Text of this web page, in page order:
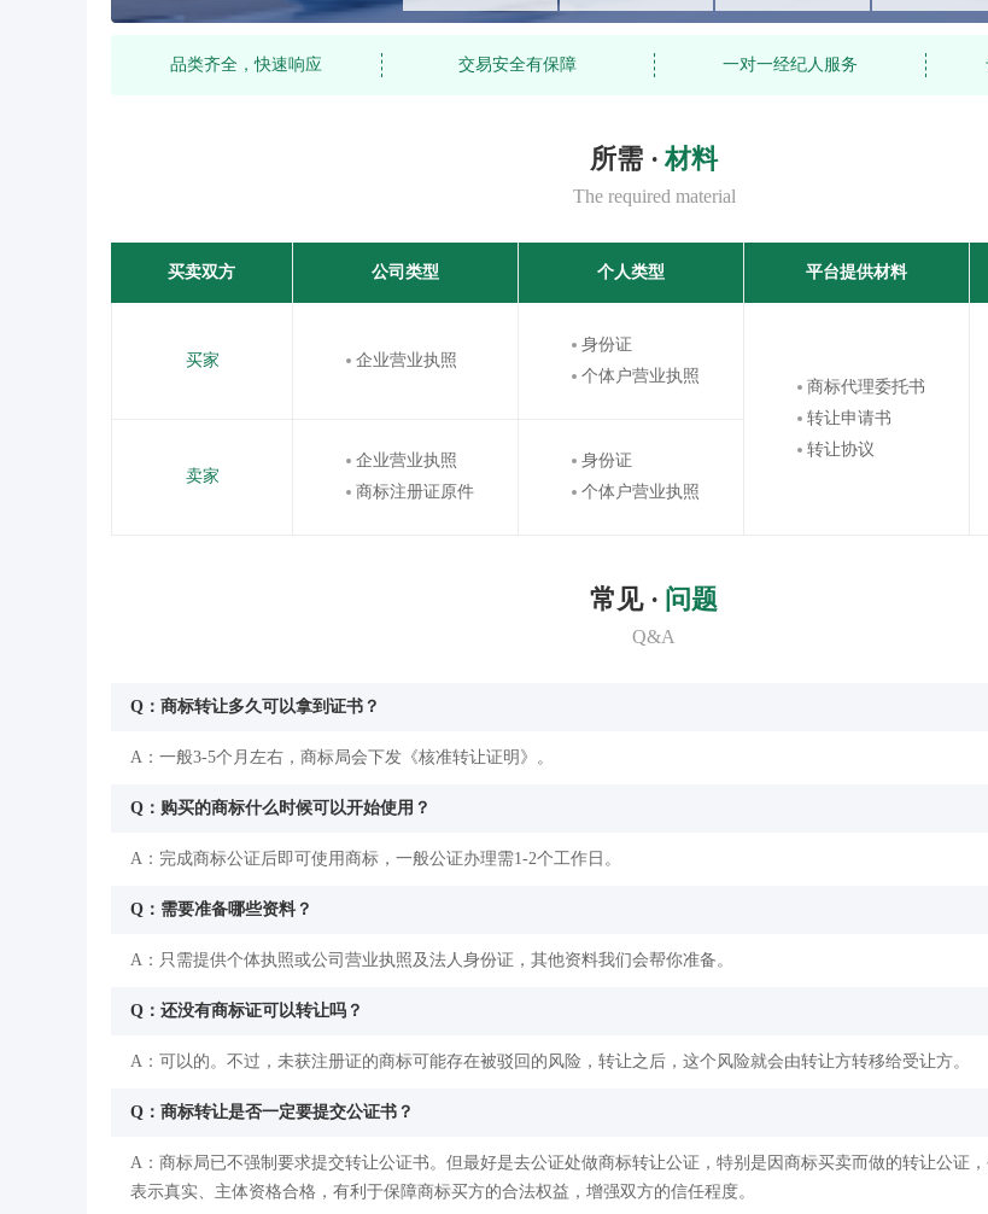
品类齐全，快速响应 交易安全有保障 一对一经纪人服务
所需 · 材料
The required material
买卖双方 公司类型 个人类型 平台提供材料
买家 企业营业执照
身份证
个体户营业执照
商标代理委托书
转让申请书
转让协议
卖家
企业营业执照
商标注册证原件
身份证
个体户营业执照
常见 · 问题
Q&A
Q：商标转让多久可以拿到证书？
A：一般3-5个月左右，商标局会下发《核准转让证明》。
Q：购买的商标什么时候可以开始使用？
A：完成商标公证后即可使用商标，一般公证办理需1-2个工作日。
Q：需要准备哪些资料？
A：只需提供个体执照或公司营业执照及法人身份证，其他资料我们会帮你准备。
Q：还没有商标证可以转让吗？
A：可以的。不过，未获注册证的商标可能存在被驳回的风险，转让之后，这个风险就会由转让方转移给受让方。
Q：商标转让是否一定要提交公证书？
A：商标局已不强制要求提交转让公证书。但最好是去公证处做商标转让公证，特别是因商标买卖而做的转让公证
表示真实、主体资格合格，有利于保障商标买方的合法权益，增强双方的信任程度。